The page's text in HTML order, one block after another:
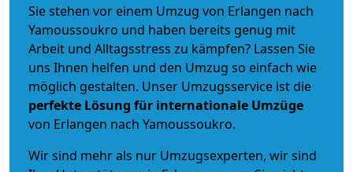
Sie stehen vor einem Umzug von Erlangen nach
Yamoussoukro und haben bereits genug mit
Arbeit und Alltagsstress zu kämpfen? Lassen Sie
uns Ihnen helfen und den Umzug so einfach wie
möglich gestalten. Unser Umzugsservice ist die
perfekte Lösung für internationale Umzüge
von Erlangen nach Yamoussoukro.
Wir sind mehr als nur Umzugsexperten, wir sind